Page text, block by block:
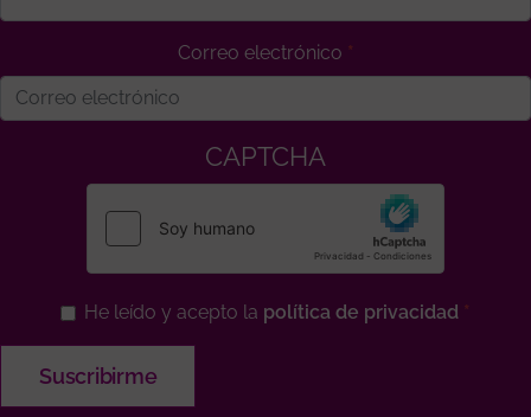
Correo electrónico
CAPTCHA
He leído y acepto la política de privacidad